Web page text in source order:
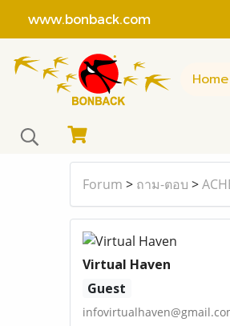
www.bonback.com
Home
Forum > ถาม-ตอบ >
Virtual Haven
Guest